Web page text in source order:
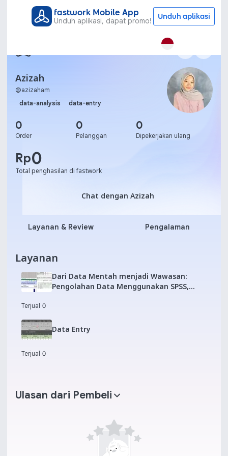
fastwork Mobile App
Unduh aplikasi, dapat promo! Unduh aplikasi
Azizah
@azizaham
data-analysis
data-entry
0
Order
0
Pelanggan
0
Dipekerjakan ulang
Rp0
Total penghasilan di fastwork
Chat dengan Azizah
Chat dengan Azizah
Layanan & Review Pengalaman
Layanan
Dari Data Mentah menjadi Wawasan:
Pengolahan Data Menggunakan SPSS,
Terjual 0
Data Entry
Terjual 0
Ulasan dari Pembeli